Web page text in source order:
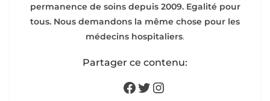
permanence de soins depuis 2009. Egalité pour
tous. Nous demandons la même chose pour les
médecins hospitaliers.
Partager ce contenu:
Facebook
Twitter
Instagram